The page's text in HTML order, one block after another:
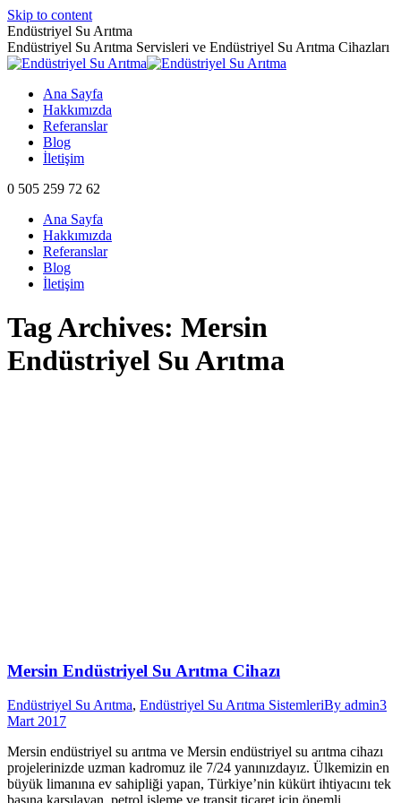
Skip to content
Endüstriyel Su Arıtma
Endüstriyel Su Arıtma Servisleri ve Endüstriyel Su Arıtma Cihazları
Ana Sayfa
Hakkımızda
Referanslar
Blog
İletişim
0 505 259 72 62
Ana Sayfa
Hakkımızda
Referanslar
Blog
İletişim
Tag Archives: Mersin
Endüstriyel Su Arıtma
Mersin Endüstriyel Su Arıtma Cihazı
Endüstriyel Su Arıtma, Endüstriyel Su Arıtma SistemleriBy admin3
Mart 2017
Mersin endüstriyel su arıtma ve Mersin endüstriyel su arıtma cihazı
projelerinizde uzman kadromuz ile 7/24 yanınızdayız. Ülkemizin en
büyük limanına ev sahipliği yapan, Türkiye’nin kükürt ihtiyacını tek